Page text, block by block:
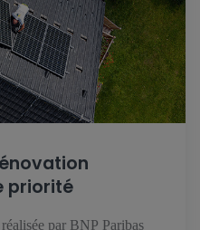
priorité
par BNP Paribas